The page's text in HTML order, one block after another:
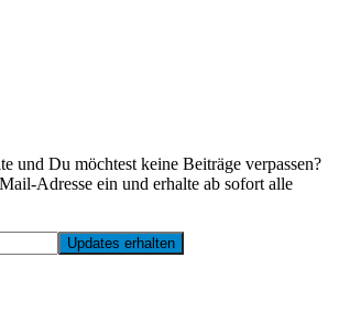
und Du möchtest keine Beiträge verpassen?
Adresse ein und erhalte ab sofort alle